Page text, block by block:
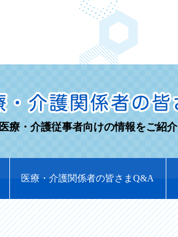
医療・介護従事者向けの情報をご紹介
医療・介護関係者の皆さまQ&A